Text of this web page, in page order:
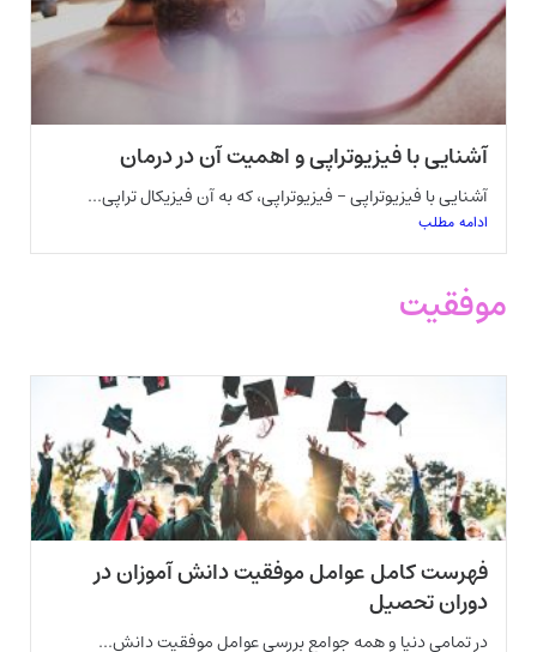
آشنایی با فیزیوتراپی و اهمیت آن در درمان
آشنایی با فیزیوتراپی – فیزیوتراپی، که به آن فیزیکال تراپی...
ادامه مطلب
موفقیت
فهرست کامل عوامل موفقیت دانش آموزان در
دوران تحصیل
در تمامی دنیا و همه جوامع بررسی عوامل موفقیت دانش...